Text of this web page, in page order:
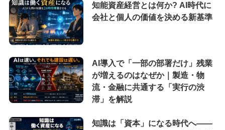
知能資産経営とは何か? AI時代に
会社と個人の価値を決める新基準
AI導入で「一部の部署だけ」残業
が増えるのはなぜか｜製造・物
流・金融に共通する「実行の渋
滞」を解説
知識は「資本」になる時代へ——